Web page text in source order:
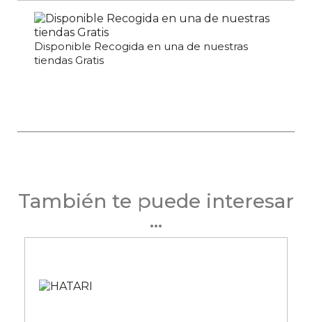
Disponible Recogida en una de nuestras
tiendas Gratis
También te puede interesar
...